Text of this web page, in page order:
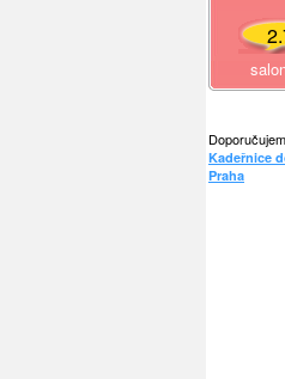
Kadeřnice
Praha